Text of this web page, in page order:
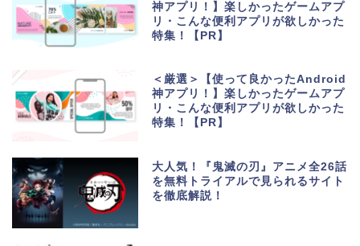
神アプリ！】楽しかったゲームアプ
リ・こんな便利アプリが欲しかった
特集！【PR】
＜厳選＞【使って良かったAndroid
神アプリ！】楽しかったゲームアプ
リ・こんな便利アプリが欲しかった
特集！【PR】
大人気！『鬼滅の刃』アニメ全26話
を無料トライアルで見られるサイト
を徹底解説！